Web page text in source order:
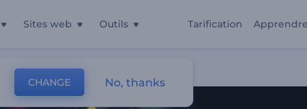
Sites web Outils Tarification
CHANGE No, thanks